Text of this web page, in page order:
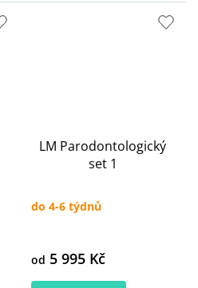
LM Parodontologický
set 1
do 4-6 týdnů
od 5 995 Kč